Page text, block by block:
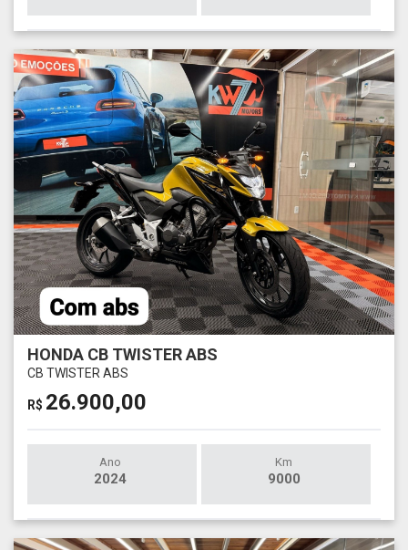
HONDA CB TWISTER ABS
CB TWISTER ABS
R$ 26.900,00
Ano
2024
Km
9000